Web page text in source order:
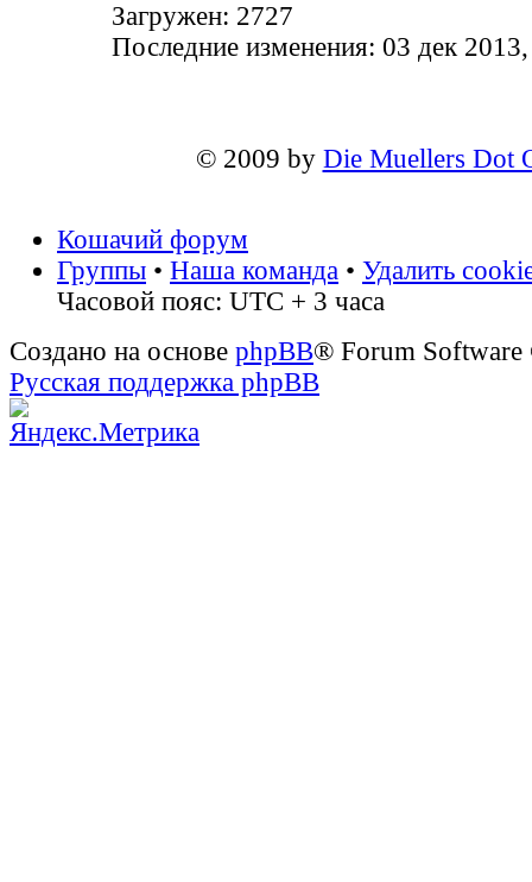
Загружен: 2727
Последние изменения: 03 дек
© 2009 by Die Muellers Dot
Кошачий форум
Группы • Наша команда • Удалить
Часовой пояс: UTC + 3 часа
Создано на основе phpBB® Forum
Русская поддержка phpBB